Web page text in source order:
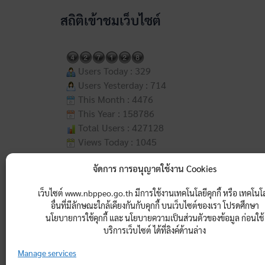
จัดการ การอนุญาตใช้งาน Cookies
เว็บไซต์ www.nbppeo.go.th มีการใช้งานเทคโนโลยีคุกกี้ หรือ เทคโน
อื่นที่มีลักษณะใกล้เคียงกันกับคุกกี้ บนเว็บไซต์ของเรา โปรดศึกษา
นโยบายการใช้คุกกี้ และ นโยบายความเป็นส่วนตัวของข้อมูล ก่อนใช้
บริการเว็บไซต์ ได้ที่ลิงค์ด้านล่าง
Manage services
สถิติเข้าชมเว็บไซต์
Users Today : 329
Users Yesterday : 714
This Month : 4476
This Year : 158786
Total Users : 427128
Views Today : 1045
Total views : 2037403
Who's Online : 3
Server Time : 2026-08-08